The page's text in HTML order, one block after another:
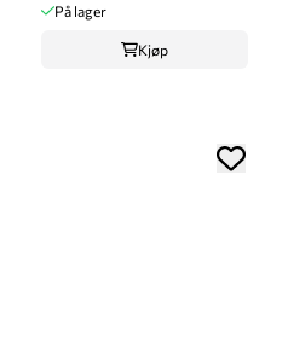
På lager
Kjøp